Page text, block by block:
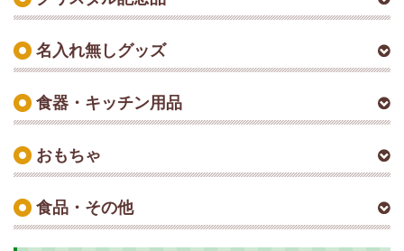
名入れ無しグッズ
食器・キッチン用品
おもちゃ
食品・その他